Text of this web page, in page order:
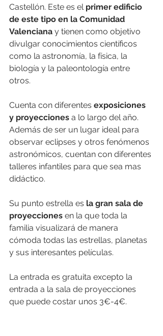
Castellón. Este es el primer edificio
de este tipo en la Comunidad
Valenciana y tienen como objetivo
divulgar conocimientos científicos
como la astronomía, la física, la
biología y la paleontología entre
otros.
Cuenta con diferentes exposiciones
y proyecciones a lo largo del año.
Además de ser un lugar ideal para
observar eclipses y otros fenómenos
astronómicos, cuentan con diferentes
talleres infantiles para que sea mas
didáctico.
Su punto estrella es la gran sala de
proyecciones en la que toda la
familia visualizará de manera
cómoda todas las estrellas, planetas
y sus interesantes películas.
La entrada es gratuita excepto la
entrada a la sala de proyecciones
que puede costar unos 3€-4€.